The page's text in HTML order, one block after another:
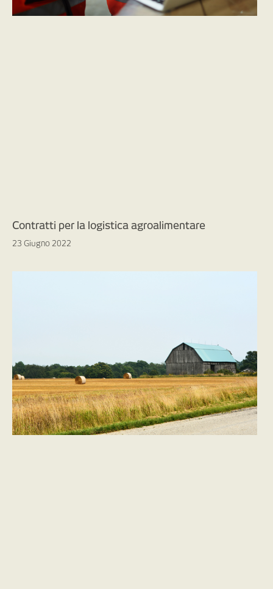
Contratti per la logistica agroalimentare
23 Giugno 2022